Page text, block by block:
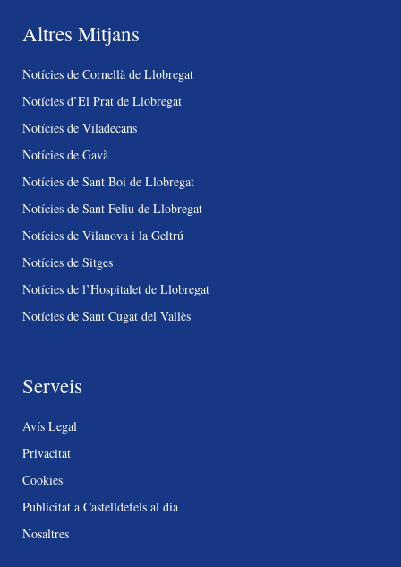
Altres Mitjans
Notícies de Cornellà de Llobregat
Notícies d’El Prat de Llobregat
Notícies de Viladecans
Notícies de Gavà
Notícies de Sant Boi de Llobregat
Notícies de Sant Feliu de Llobregat
Notícies de Vilanova i la Geltrú
Notícies de Sitges
Notícies de l’Hospitalet de Llobregat
Notícies de Sant Cugat del Vallès
Serveis
Avís Legal
Privacitat
Cookies
Publicitat a Castelldefels al dia
Nosaltres